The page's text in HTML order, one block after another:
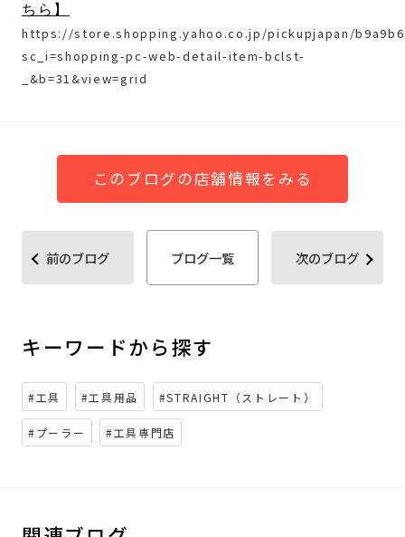
ちら】
https://store.shopping.yahoo.co.jp/pickupjapan/
sc_i=shopping-pc-web-detail-item-bclst-
_&b=31&view=grid
このブログの店舗情報をみる
前のブログ ブログ一覧 次のブログ
キーワードから探す
#工具 #工具用品 #STRAIGHT（ストレート）
#プーラー #工具専門店